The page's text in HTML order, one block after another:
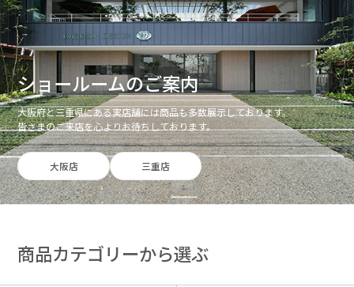
ショールームのご案内
大阪府と三重県にある実店舗には商品も多数展示しております。
皆さまのご来店を心よりお待ちしております。
大阪店 三重店
商品カテゴリーから選ぶ